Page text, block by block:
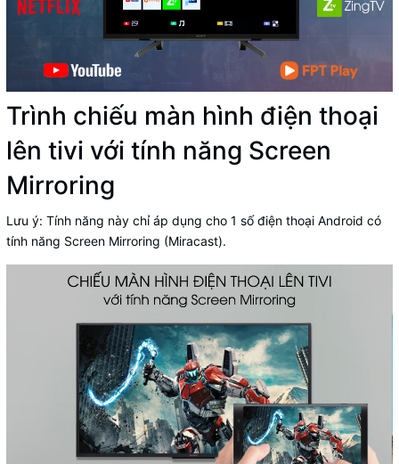
Trình chiếu màn hình điện thoại
lên tivi với tính năng Screen
Mirroring
Lưu ý: Tính năng này chỉ áp dụng cho 1 số điện thoại Android có
tính năng Screen Mirroring (Miracast).